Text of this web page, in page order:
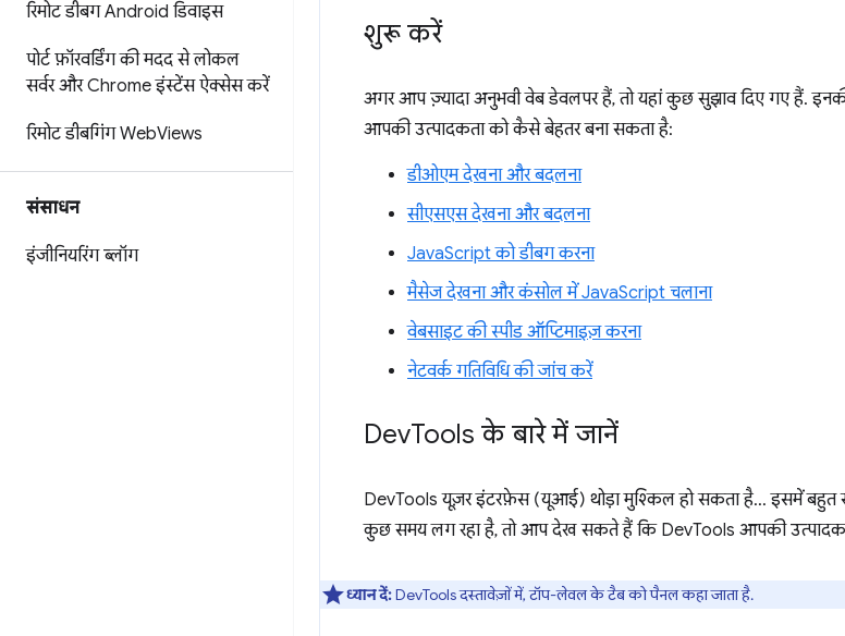
रिमोट डीबग Android डिवाइस
पोर्ट फ़ॉरवर्डिंग की मदद से लोकल
सर्वर और Chrome इंस्टेंस ऐक्सेस करें
रिमोट डीबगिंग WebViews
संसाधन
इंजीनियरिंग ब्लॉग
शुरू करें
अगर आप ज़्यादा अनुभवी वेब डेवलपर हैं, तो यहां कुछ सुझाव दिए गए हैं.
आपकी उत्पादकता को कैसे बेहतर बना सकता है:
डीओएम देखना और बदलना
सीएसएस देखना और बदलना
JavaScript को डीबग करना
मैसेज देखना और कंसोल में JavaScript चलाना
वेबसाइट की स्पीड ऑप्टिमाइज़ करना
नेटवर्क गतिविधि की जांच करें
DevTools के बारे में जानें
DevTools यूज़र इंटरफ़ेस (यूआई) थोड़ा मुश्किल हो सकता है... इसमें बहुत
कुछ समय लग रहा है, तो आप देख सकते हैं कि DevTools आपकी
ध्यान दें:DevTools दस्तावेज़ों में, टॉप-लेवल के टैब को पैनल कहा जाता है.